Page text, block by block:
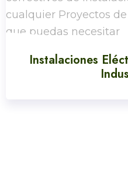
Instalaciones